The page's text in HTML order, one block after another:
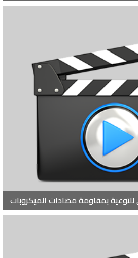
للتوعية بمقاومة مضادات الميكروبات